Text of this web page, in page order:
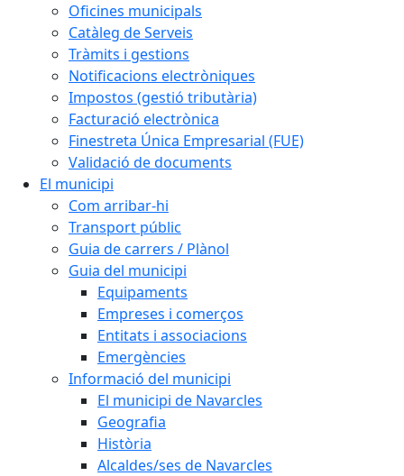
Oficines municipals
Catàleg de Serveis
Tràmits i gestions
Notificacions electròniques
Impostos (gestió tributària)
Facturació electrònica
Finestreta Única Empresarial (FUE)
Validació de documents
El municipi
Com arribar-hi
Transport públic
Guia de carrers / Plànol
Guia del municipi
Equipaments
Empreses i comerços
Entitats i associacions
Emergències
Informació del municipi
El municipi de Navarcles
Geografia
Història
Alcaldes/ses de Navarcles